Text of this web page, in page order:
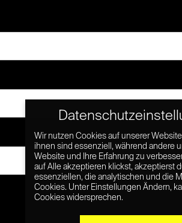
Wir nutzen Cookies auf unserer
ihnen sind essenziell, während andere
Website und Ihre Erfahrung zu
auf Alle akzeptieren klickst, akzeptierst
essenziellen, die analytischen und die
Cookies. Unter Einstellungen Ändern,
Cookies widersprechen.